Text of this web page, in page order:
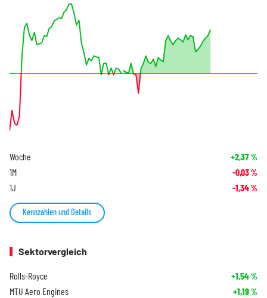
Woche +2,37%
1M -0,03%
1J -1,34%
Kennzahlen und Details
Sektorvergleich
Rolls-Royce +1,54%
MTU Aero Engines +1,19%